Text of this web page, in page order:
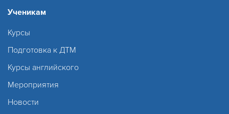
Ученикам
Курсы
Подготовка к ДТМ
Курсы английского
Мероприятия
Новости